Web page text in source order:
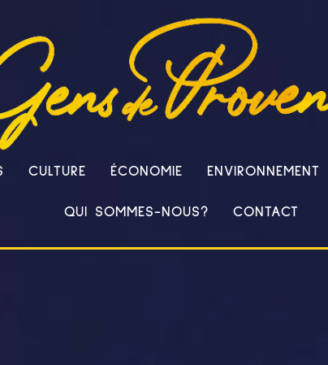
CULTURE ÉCONOMIE ENVIRONNEMENT
QUI SOMMES-NOUS? CONTACT